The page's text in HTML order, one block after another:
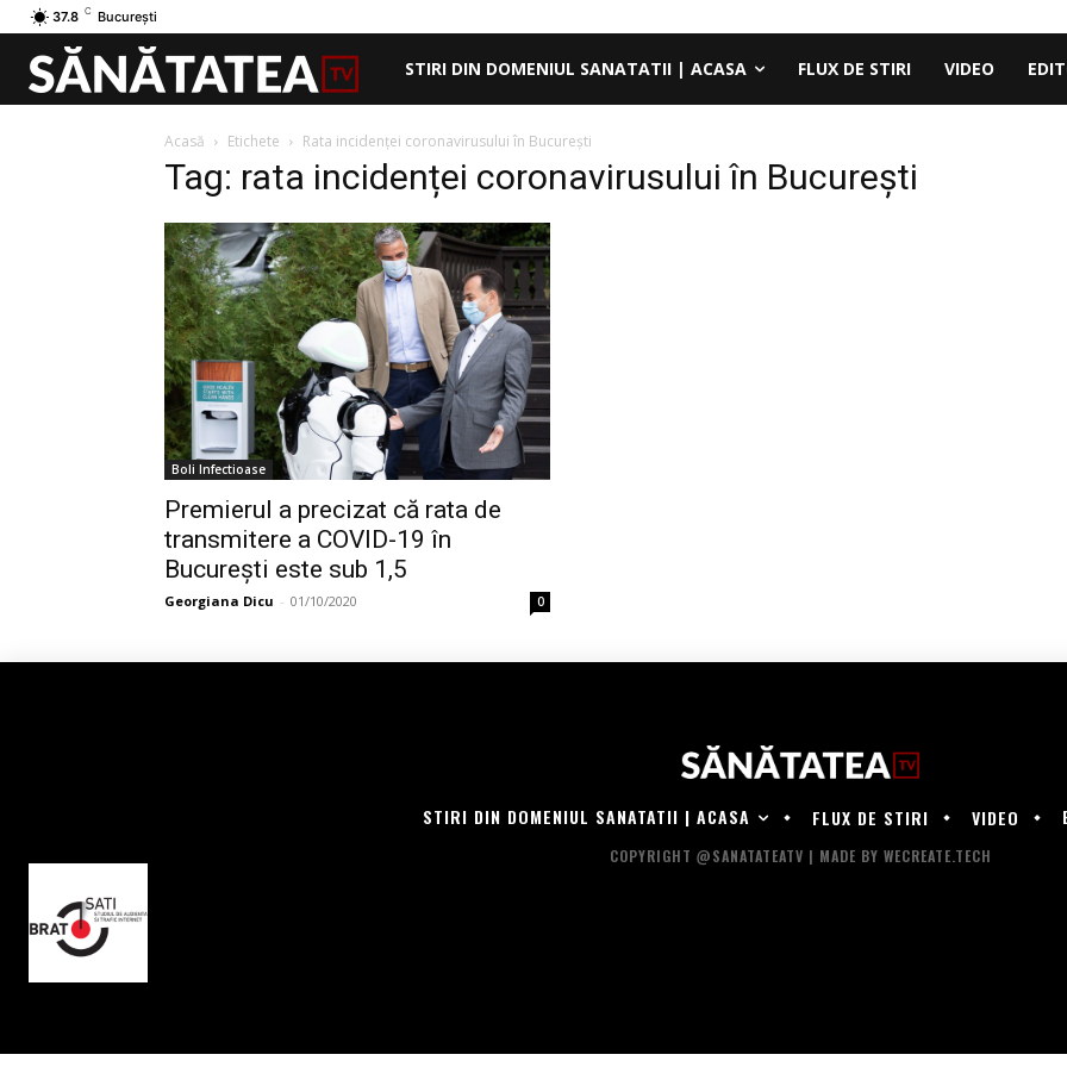
37.8 C București
STIRI DIN DOMENIUL SANATATII | ACASA FLUX DE STIRI VIDEO
Acasă Etichete Rata incidenței coronavirusului în București
Tag: rata incidenței coronavirusului în București
Boli Infectioase
Premierul a precizat că rata de
transmitere a COVID-19 în
București este sub 1,5
Georgiana Dicu - 01/10/2020 0
STIRI DIN DOMENIUL SANATATII | ACASA FLUX DE STIRI VIDEO
COPYRIGHT @SANATATEATV | MADE BY WECREATE.TECH